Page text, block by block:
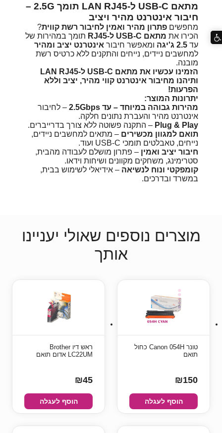
מתאם USB-C ל-LAN RJ45 תומך 2.5G –
חיבור אינטרנט מהיר ויציב
מחפשים פתרון מהיר ואמין לחיבור רשת קווית?
הכירו את מתאם USB-C ל-RJ45
תומך במהירות של
עד 2.5 ג'יגה ומאפשר חיבור אינטרנט יציב ומהיר
למחשבים ניידים, נייחים והתקנים ללא כרטיס רשת
מובנה.
הזמינו עכשיו את מתאם USB-C ל-LAN RJ45
ותיהנו מחיבור אינטרנט קווי מהיר, יציב וללא
הפרעות!
יתרונות המוצר:
מהירות גבוהה במיוחד – עד 2.5Gbps
– לחיבור
אינטרנט מהיר והעברת נתונים חלקה.
Plug & Play – התקנה פשוטה ללא צורך בדרייברים.
תואם למגוון מכשירים – מתאים למחשבים ניידים,
נייחים, טאבלטים תומכי USB-C ועוד.
חיבור יציב ואמין – פתרון מושלם לעבודה מהבית,
סטרימינג, משחקים מקוונים ושיחות וידאו.
קומפקטי ונוח לנשיאה – אידיאלי לשימוש בבית,
במשרד ובדרכים.
מוצרים נוספים שאולי יעניינו
אותך
טונר Canon 054H כחול
תואם
₪150
הוסף לעגלה
ראש דיו Brother
LC22UM אדום תואם
₪45
הוסף לעגלה